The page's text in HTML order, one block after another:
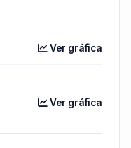
Ver gráfica
Ver gráfica